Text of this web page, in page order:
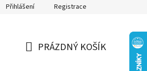
Přihlášení Registrace
PRÁZDNÝ KOŠÍK